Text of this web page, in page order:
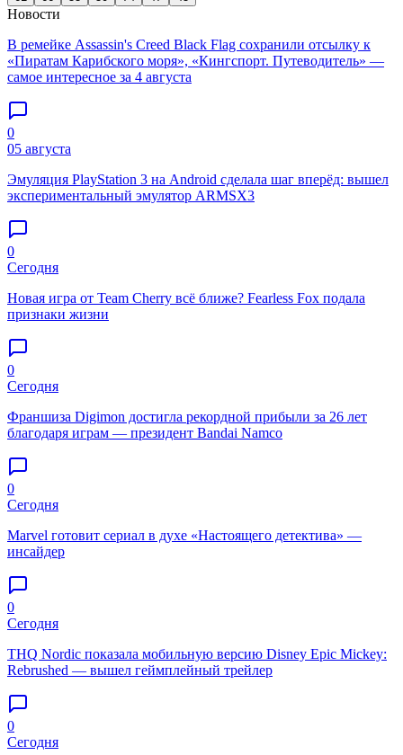
Новости
В ремейке Assassin's Creed Black Flag сохранили отсылку к
«Пиратам Карибского моря», «Кингспорт. Путеводитель» —
самое интересное за 4 августа
0
05 августа
Эмуляция PlayStation 3 на Android сделала шаг вперёд: вышел
экспериментальный эмулятор ARMSX3
0
Сегодня
Новая игра от Team Cherry всё ближе? Fearless Fox подала
признаки жизни
0
Сегодня
Франшиза Digimon достигла рекордной прибыли за 26 лет
благодаря играм — президент Bandai Namco
0
Сегодня
Marvel готовит сериал в духе «Настоящего детектива» —
инсайдер
0
Сегодня
THQ Nordic показала мобильную версию Disney Epic Mickey:
Rebrushed — вышел геймплейный трейлер
0
Сегодня